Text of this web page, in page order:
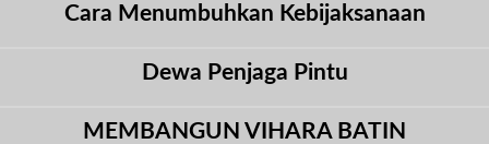
Cara Menumbuhkan Kebijaksanaan
Dewa Penjaga Pintu
MEMBANGUN VIHARA BATIN